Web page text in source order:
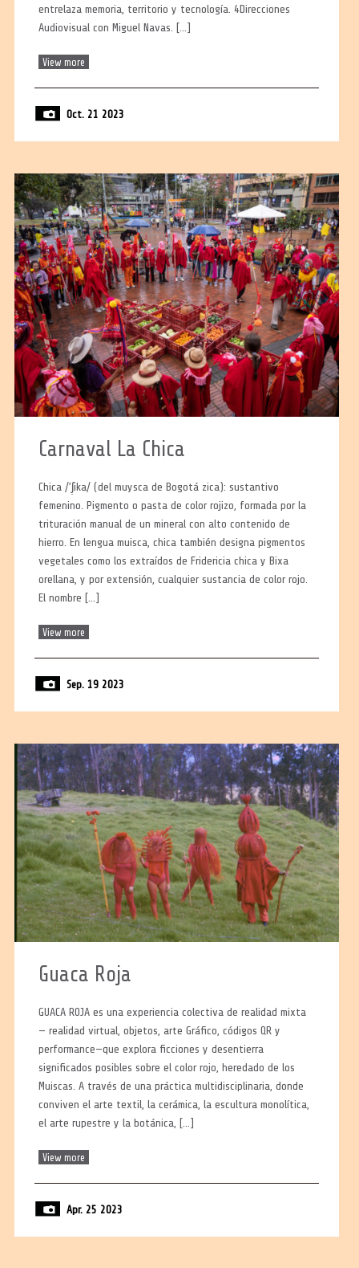
entrelaza memoria, territorio y tecnología. 4Direcciones
Audiovisual con Miguel Navas. […]
View more
Oct. 21 2023
Carnaval La Chica
Chica /’ʃ̣ika/ (del muysca de Bogotá zica): sustantivo
femenino. Pigmento o pasta de color rojizo, formada por la
trituración manual de un mineral con alto contenido de
hierro. En lengua muisca, chica también designa pigmentos
vegetales como los extraídos de Fridericia chica y Bixa
orellana, y por extensión, cualquier sustancia de color rojo.
El nombre […]
View more
Sep. 19 2023
Guaca Roja
GUACA ROJA es una experiencia colectiva de realidad mixta
— realidad virtual, objetos, arte Gráfico, códigos QR y
performance—que explora ficciones y desentierra
significados posibles sobre el color rojo, heredado de los
Muiscas. A través de una práctica multidisciplinaria, donde
conviven el arte textil, la cerámica, la escultura monolítica,
el arte rupestre y la botánica, […]
View more
Apr. 25 2023